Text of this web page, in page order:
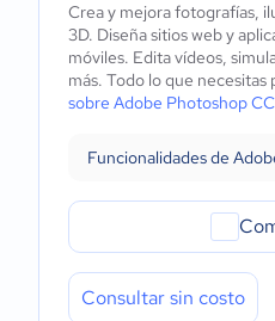
Crea y mejora fotografías,
3D. Diseña sitios web y
móviles. Edita vídeos,
más. Todo lo que necesitas
sobre Adobe Photoshop CC
Funcionalidades de
Consultar sin costo